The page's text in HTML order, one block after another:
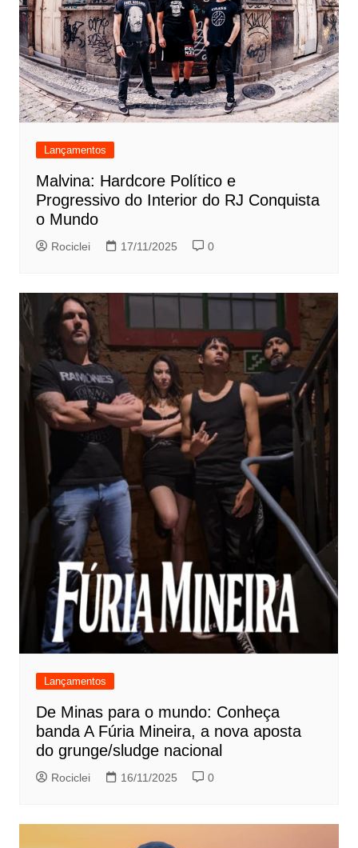
Lançamentos
Malvina: Hardcore Político e
Progressivo do Interior do RJ Conquista
o Mundo
Rociclei 17/11/2025 0
Lançamentos
De Minas para o mundo: Conheça
banda A Fúria Mineira, a nova aposta
do grunge/sludge nacional
Rociclei 16/11/2025 0